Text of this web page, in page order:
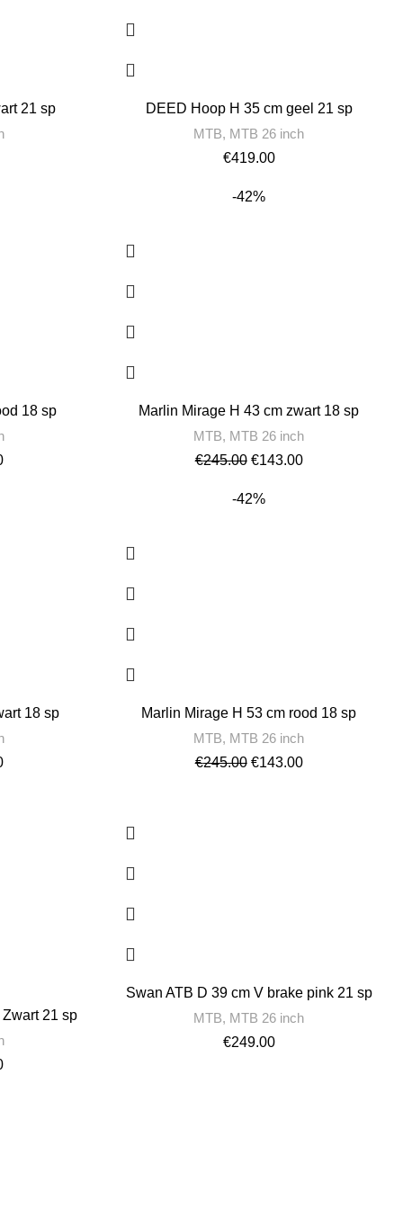
21 sp
DEED Hoop H 35 cm geel 21 sp
MTB, MTB 26 inch
€419.00
18 sp
-42%
Marlin Mirage H 43 cm zwart 18 sp
MTB, MTB 26 inch
€245.00 €143.00
18 sp
-42%
Marlin Mirage H 53 cm rood 18 sp
MTB, MTB 26 inch
€245.00 €143.00
21 sp
Swan ATB D 39 cm V brake pink 21 sp
MTB, MTB 26 inch
€249.00